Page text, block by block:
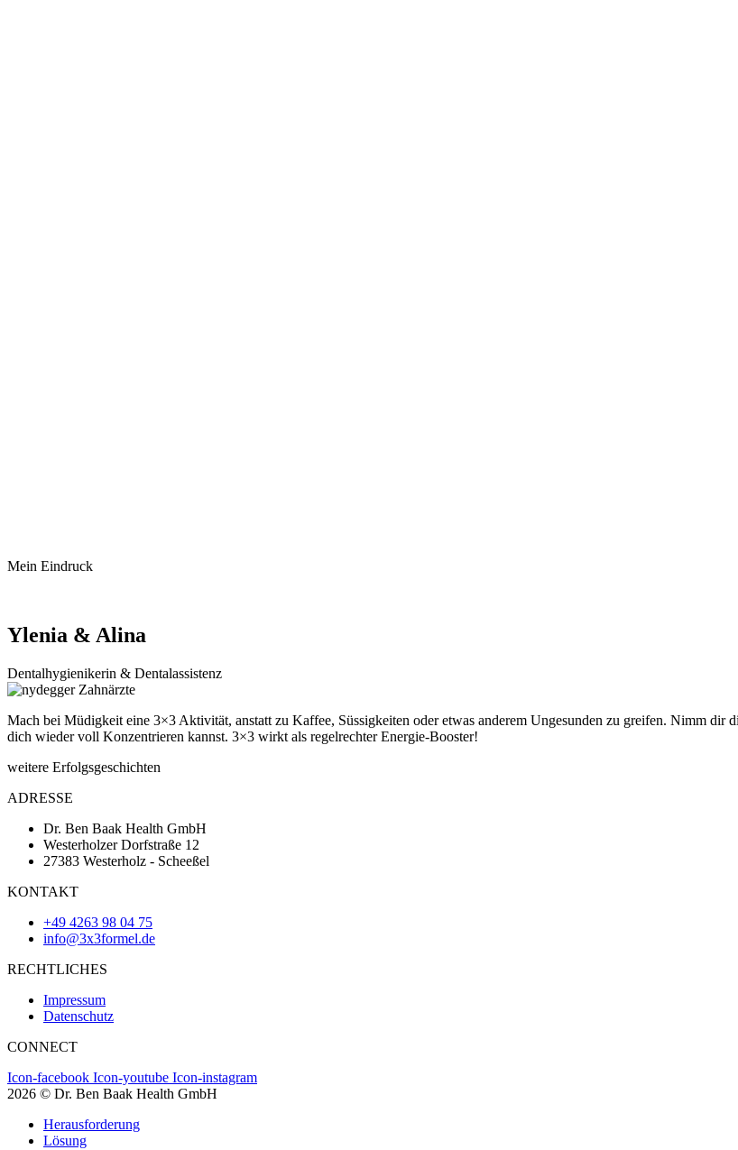
Mein Eindruck
Ylenia & Alina
Dentalhygienikerin & Dentalassistenz
Mach bei Müdigkeit eine 3×3 Aktivität, anstatt zu Kaffee, Süssigkeiten oder etwas anderem Ungesunden zu greifen. Nimm dir
dich wieder voll Konzentrieren kannst. 3×3 wirkt als regelrechter Energie-Booster!
weitere Erfolgsgeschichten
ADRESSE
Dr. Ben Baak Health GmbH
Westerholzer Dorfstraße 12
27383 Westerholz - Scheeßel
KONTAKT
+49 4263 98 04 75
info@3x3formel.de
RECHTLICHES
Impressum
Datenschutz
CONNECT
Icon-facebook Icon-youtube Icon-instagram
2026 © Dr. Ben Baak Health GmbH
Herausforderung
Lösung